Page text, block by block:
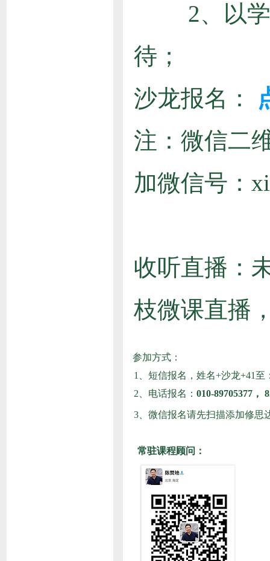
2、以学员
待；
沙龙报名：
注：微信二
加微信号：
收听直播：
枝微课直播
参加方式：
1、短信报名，姓名+沙龙+41至
2、电话报名： 010-89705377，
3、 微信报名请先扫描添加修思
常驻课程顾问：